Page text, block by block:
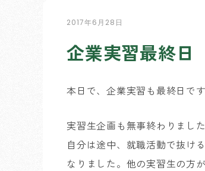
2017年6月28日
企業実習最終
本日で、企業実習も最終日です
実習生企画も無事終わりました
自分は途中、就職活動で抜け
なりました。他の実習生の方